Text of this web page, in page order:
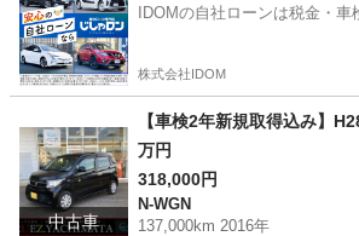
IDOMの自社ローンは税金・
株式会社IDOM
中古車
【車検2年新規取得込み】
万円
318,000円
N-WGN
137,000km 2016年